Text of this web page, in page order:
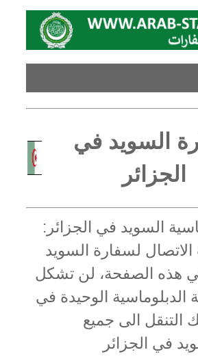
السويد في
الجزائر
السويد في الجزائر:
لسفارة السويد
هذه الصفحة، لن تشكل
الدبلوماسية الوحيدة في
التنقل الى جميع
في الجزائر